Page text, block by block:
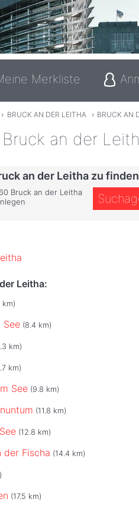
Merkliste
› BRUCK AN DER LEITHA › BRUCK AN
an der
an der Leitha zu
Bruck an der Leitha
Leitha:
km)
See (8.4 km)
km)
km)
See (9.8 km)
(11.8 km)
(12.8 km)
der Fischa (14.4 km)
(17.5 km)